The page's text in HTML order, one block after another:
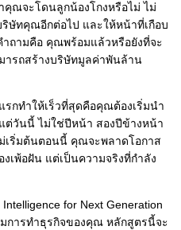
คุณจะโดนลูกน้องโกงหรือไม่ ไม่
ริษัทคุณอีกต่อไป และให้หน้าที่เกือบ
ำถามคือ คุณพร้อมแล้วหรือยังที่จะ
ารถสร้างบริษัทมูลค่าพันล้าน
รกทำให้เร็วที่สุดคือคุณต้องเริ่มนำ
ต่วันนี้ ไม่ใช่ปีหน้า สองปีข้างหน้า
เริ่มต้นตอนนี้ คุณจะพลาดโอกาส
เพ้อฝัน แต่เป็นความจริงที่กำลัง
for Next Generation
การทำธุรกิจของคุณ หลักสูตรนี้จะ